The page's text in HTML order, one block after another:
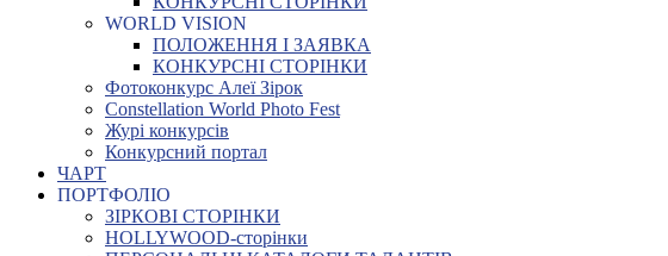
WORLD VISION
ПОЛОЖЕННЯ І ЗАЯВКА
КОНКУРСНІ СТОРІНКИ
Фотоконкурс Алеї Зірок
Constellation World Photo Fest
Журі конкурсів
Конкурсний портал
ЧАРТ
ПОРТФОЛІО
ЗІРКОВІ СТОРІНКИ
HOLLYWOOD-сторінки